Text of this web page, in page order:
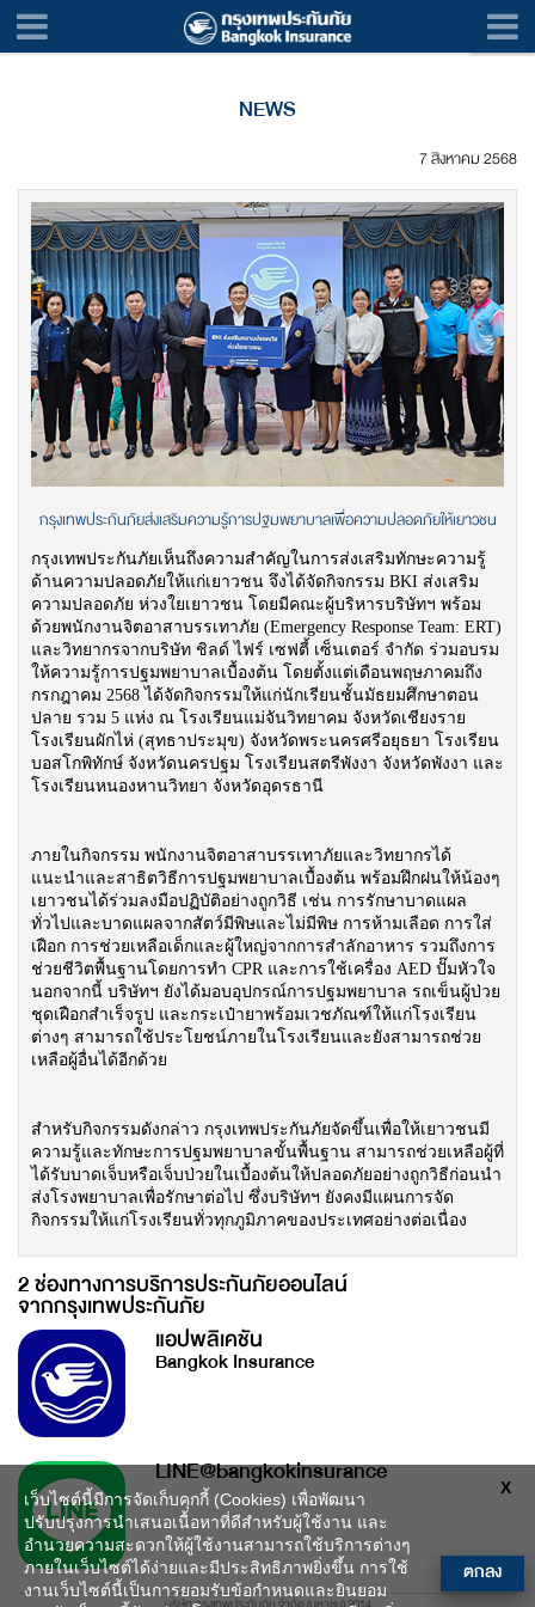
NEWS
7 สิงหาคม 2568
กรุงเทพประกันภัยส่งเสริมความรู้การปฐมพยาบาลเพื่อความปลอดภัยให้เยาวชน
กรุงเทพประกันภัยเห็นถึงความสำคัญในการส่งเสริมทักษะความรู้
ด้านความปลอดภัยให้แก่เยาวชน จึงได้จัดกิจกรรม BKI ส่งเสริม
ความปลอดภัย ห่วงใยเยาวชน โดยมีคณะผู้บริหารบริษัทฯ พร้อม
ด้วยพนักงานจิตอาสาบรรเทาภัย (Emergency Response Team: ERT)
และวิทยากรจากบริษัท ชิลด์ ไฟร์ เซฟตี้ เซ็นเตอร์ จำกัด ร่วมอบรม
ให้ความรู้การปฐมพยาบาลเบื้องต้น โดยตั้งแต่เดือนพฤษภาคมถึง
กรกฎาคม 2568 ได้จัดกิจกรรมให้แก่นักเรียนชั้นมัธยมศึกษาตอน
ปลาย รวม 5 แห่ง ณ โรงเรียนแม่จันวิทยาคม จังหวัดเชียงราย
โรงเรียนผักไห่ (สุทธาประมุข) จังหวัดพระนครศรีอยุธยา โรงเรียน
บอสโกพิทักษ์ จังหวัดนครปฐม โรงเรียนสตรีพังงา จังหวัดพังงา และ
โรงเรียนหนองหานวิทยา จังหวัดอุดรธานี
ภายในกิจกรรม พนักงานจิตอาสาบรรเทาภัยและวิทยากรได้
แนะนำและสาธิตวิธีการปฐมพยาบาลเบื้องต้น พร้อมฝึกฝนให้น้องๆ
เยาวชนได้ร่วมลงมือปฏิบัติอย่างถูกวิธี เช่น การรักษาบาดแผล
ทั่วไปและบาดแผลจากสัตว์มีพิษและไม่มีพิษ การห้ามเลือด การใส่
เฝือก การช่วยเหลือเด็กและผู้ใหญ่จากการสำลักอาหาร รวมถึงการ
ช่วยชีวิตพื้นฐานโดยการทำ CPR และการใช้เครื่อง AED ปั๊มหัวใจ
นอกจากนี้ บริษัทฯ ยังได้มอบอุปกรณ์การปฐมพยาบาล รถเข็นผู้ป่วย
ชุดเฝือกสำเร็จรูป และกระเป๋ายาพร้อมเวชภัณฑ์ให้แก่โรงเรียน
ต่างๆ สามารถใช้ประโยชน์ภายในโรงเรียนและยังสามารถช่วย
เหลือผู้อื่นได้อีกด้วย
สำหรับกิจกรรมดังกล่าว กรุงเทพประกันภัยจัดขึ้นเพื่อให้เยาวชนมี
ความรู้และทักษะการปฐมพยาบาลขั้นพื้นฐาน สามารถช่วยเหลือผู้ที่
ได้รับบาดเจ็บหรือเจ็บป่วยในเบื้องต้นให้ปลอดภัยอย่างถูกวิธีก่อนนํา
ส่งโรงพยาบาลเพื่อรักษาต่อไป ซึ่งบริษัทฯ ยังคงมีแผนการจัด
กิจกรรมให้แก่โรงเรียนทั่วทุกภูมิภาคของประเทศอย่างต่อเนื่อง
2 ช่องทางการบริการประกันภัยออนไลน์
จากกรุงเทพประกันภัย
แอปพลิเคชัน
Bangkok Insurance
LINE@bangkokinsurance X
เว็บไซต์นี้มีการจัดเก็บคุกกี้ (Cookies) เพื่อพัฒนา
ปรับปรุงการนำเสนอเนื้อหาที่ดีสำหรับผู้ใช้งาน และ
อำนวยความสะดวกให้ผู้ใช้งานสามารถใช้บริการต่างๆ
ภายในเว็บไซต์ได้ง่ายและมีประสิทธิภาพยิ่งขึ้น การใช้
งานเว็บไซต์นี้เป็นการยอมรับข้อกำหนดและยินยอม
ตกลง